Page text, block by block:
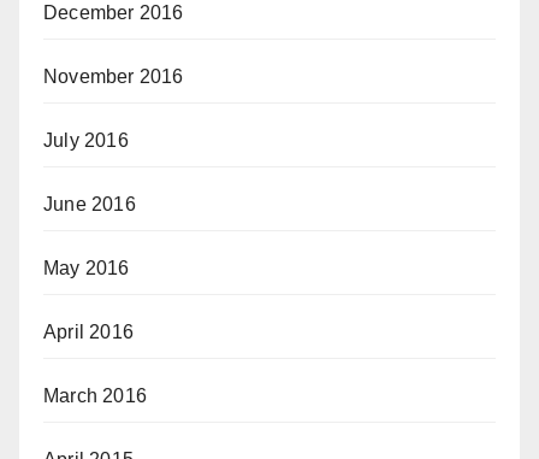
December 2016
November 2016
July 2016
June 2016
May 2016
April 2016
March 2016